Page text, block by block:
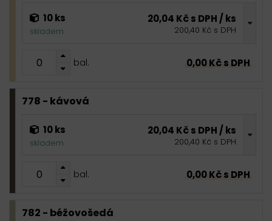
10 ks
skladem
20,04 Kč s DPH / ks
200,40 Kč s DPH
bal. 0,00 Kč s DPH
778 - kávová
10 ks
skladem
20,04 Kč s DPH / ks
200,40 Kč s DPH
bal. 0,00 Kč s DPH
782 - béžovošedá